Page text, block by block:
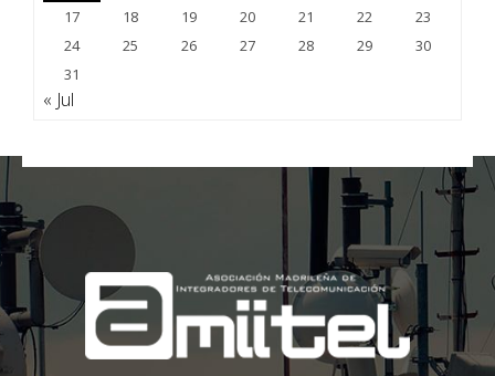
17
18 19 20 21 22
23
24
25 26 27 28 29
30
31
« Jul
;